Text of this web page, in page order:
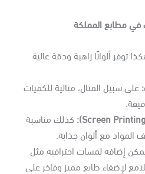
المملكة
ألوانًا زاهية ودقة عالية
المثال، مثالية للكميات
كذلك مناسبة
مع ألوان جذابة.
لمسات احترافية مثل
لإضفاء طابع مميز وفاخر على